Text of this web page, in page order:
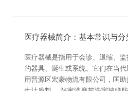
医疗器械简介：基本常识与分
医疗器械是指用于会诊、退缩、
的器具、诞生或系统。它们在当
用晋源区宏豪物流有限公司，匡